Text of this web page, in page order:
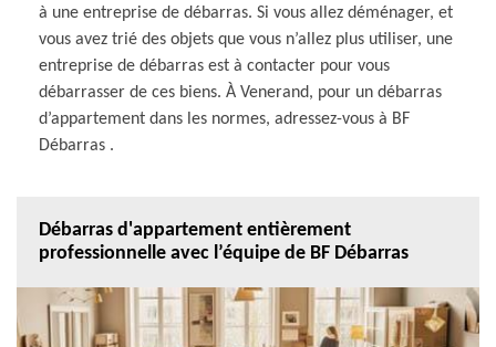
à une entreprise de débarras. Si vous allez déménager, et
vous avez trié des objets que vous n’allez plus utiliser, une
entreprise de débarras est à contacter pour vous
débarrasser de ces biens. À Venerand, pour un débarras
d’appartement dans les normes, adressez-vous à BF
Débarras .
Débarras d'appartement entièrement
professionnelle avec l’équipe de BF Débarras